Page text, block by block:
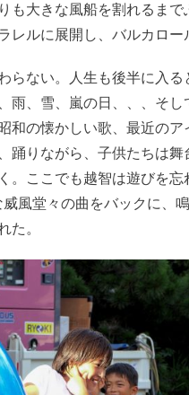
も大きな風船を割れるま
レルに展開し、バルカロー
らない。人生も後半に入
雨、雪、嵐の日、、、そ
和の懐かしい歌、最近の
踊りながら、子供たちは
。ここでも越智は遊びを
風堂々の曲をバックに、
た。